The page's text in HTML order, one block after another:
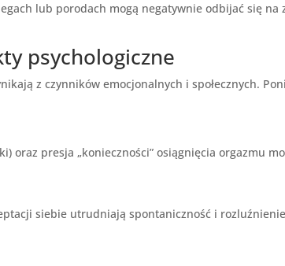
lub porodach mogą negatywnie odbijać się na
psychologiczne
z czynników emocjonalnych i społecznych.
oraz presja „konieczności” osiągnięcia orgazmu
siebie utrudniają spontaniczność i